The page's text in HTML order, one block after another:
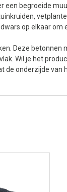
een begroeide
op elkaar om
Deze
Wil je het
de onderzijde van